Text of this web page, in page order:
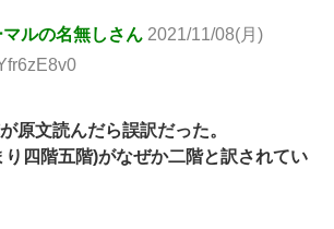
ルの名無しさん 2021/11/08(月)
原文読んだら誤訳だった。
り四階五階)がなぜか二階と訳されてい